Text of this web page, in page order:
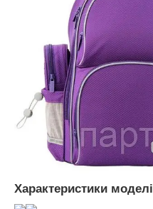
Характеристики моделі